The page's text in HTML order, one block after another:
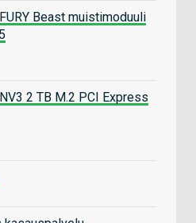
Beast muistimoduuli
2 TB M.2 PCI Express